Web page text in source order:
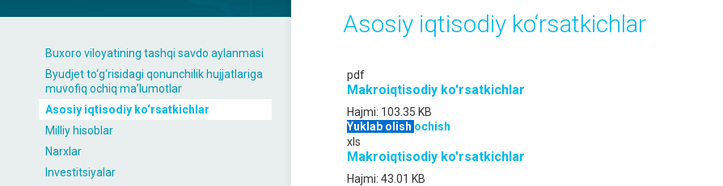
Buxoro viloyatining tashqi savdo aylanmasi
Byudjet to‘g‘risidagi qonunchilik hujjatlariga
muvofiq ochiq maʼlumotlar
Asosiy iqtisodiy ko‘rsatkichlar
Milliy hisoblar
Narxlar
Investitsiyalar
Asosiy iqtisodiy ko‘rsatkichlar
pdf
Makroiqtisodiy ko'rsatkichlar
Hajmi: 103.35 KB
Yuklab olish ochish
xls
Makroiqtisodiy ko'rsatkichlar
Hajmi: 43.01 KB